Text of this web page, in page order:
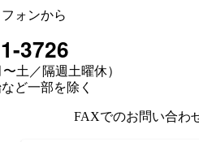
ォンから
3726
土／隔週土曜休）
ど一部を除く
FAXでのお問い合わ